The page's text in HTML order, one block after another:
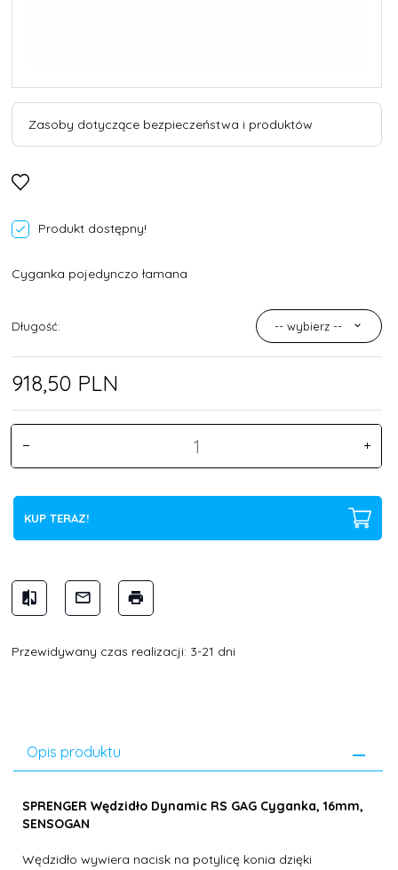
Zasoby dotyczące bezpieczeństwa i produktów
Produkt dostępny!
Cyganka pojedynczo łamana
Długość: -- wybierz --
918,50 PLN
KUP TERAZ!
Przewidywany czas realizacji: 3-21 dni
Opis produktu
SPRENGER Wędzidło Dynamic RS GAG Cyganka, 16mm,
SENSOGAN
Wędzidło wywiera nacisk na potylicę konia dzięki